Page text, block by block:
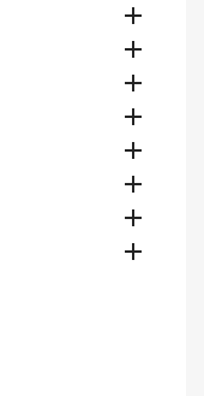







